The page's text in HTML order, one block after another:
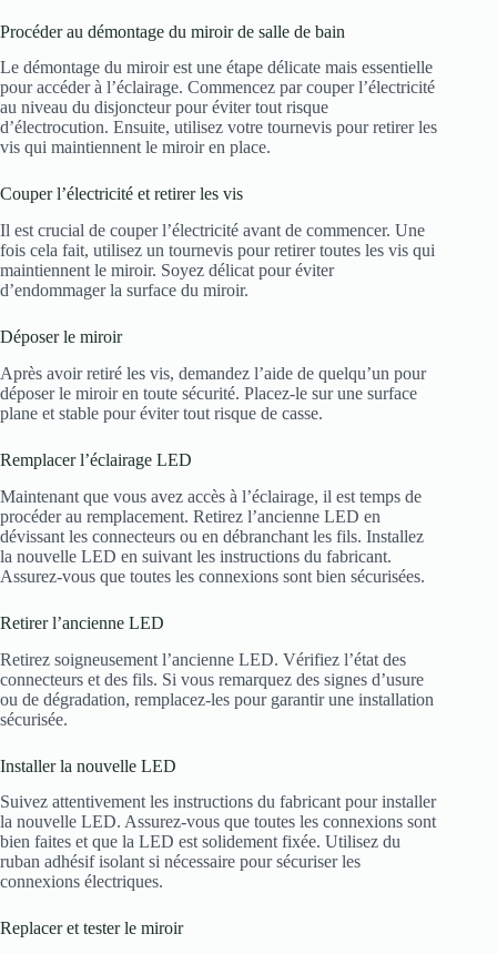
Procéder au démontage du miroir de salle de bain
Le démontage du miroir est une étape délicate mais essentielle
pour accéder à l’éclairage. Commencez par couper l’électricité
au niveau du disjoncteur pour éviter tout risque
d’électrocution. Ensuite, utilisez votre tournevis pour retirer les
vis qui maintiennent le miroir en place.
Couper l’électricité et retirer les vis
Il est crucial de couper l’électricité avant de commencer. Une
fois cela fait, utilisez un tournevis pour retirer toutes les vis qui
maintiennent le miroir. Soyez délicat pour éviter
d’endommager la surface du miroir.
Déposer le miroir
Après avoir retiré les vis, demandez l’aide de quelqu’un pour
déposer le miroir en toute sécurité. Placez-le sur une surface
plane et stable pour éviter tout risque de casse.
Remplacer l’éclairage LED
Maintenant que vous avez accès à l’éclairage, il est temps de
procéder au remplacement. Retirez l’ancienne LED en
dévissant les connecteurs ou en débranchant les fils. Installez
la nouvelle LED en suivant les instructions du fabricant.
Assurez-vous que toutes les connexions sont bien sécurisées.
Retirer l’ancienne LED
Retirez soigneusement l’ancienne LED. Vérifiez l’état des
connecteurs et des fils. Si vous remarquez des signes d’usure
ou de dégradation, remplacez-les pour garantir une installation
sécurisée.
Installer la nouvelle LED
Suivez attentivement les instructions du fabricant pour installer
la nouvelle LED. Assurez-vous que toutes les connexions sont
bien faites et que la LED est solidement fixée. Utilisez du
ruban adhésif isolant si nécessaire pour sécuriser les
connexions électriques.
Replacer et tester le miroir